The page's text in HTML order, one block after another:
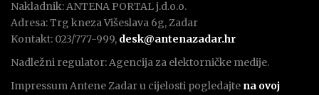
Nakladnik: ANTENA PORTAL j.d.o.o.
Adresa: Trg kneza Višeslava 6g, Zadar
Kontakt: 023/777-999, desk@antenazadar.hr
Nadležni regulator: Agencija za elektorničke medije.
Impressum Antene Zadar u cijelosti pogledajte na ovoj